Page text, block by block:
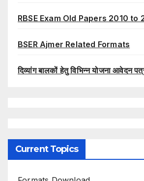
RBSE Exam Old Papers 2010 to
BSER Ajmer Related Formats
दिव्यांग बालकों हेतु विभिन्न योजना आवेदन
Current Topics